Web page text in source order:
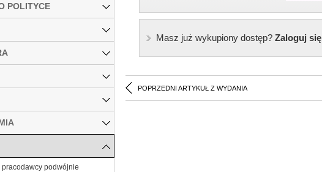
Masz już wykupiony dostęp?Zaloguj się
POPRZEDNI ARTYKUŁ Z WYDANIA
POLITYCE
pracodawcy podwójnie